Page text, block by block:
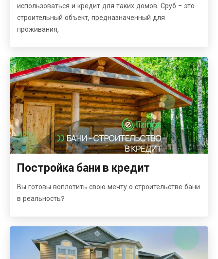
использоваться и кредит для таких домов. Сруб - это
строительный объект, предназначенный для
проживания,
Постройка бани в кредит
Вы готовы воплотить свою мечту о строительстве бани
в реальность?